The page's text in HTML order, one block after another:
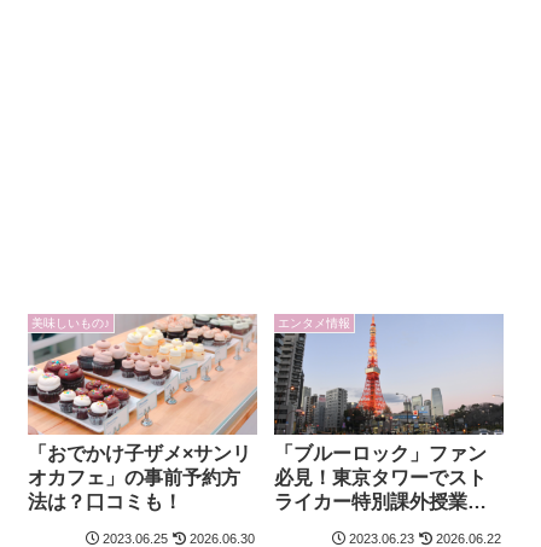
美味しいもの♪
「おでかけ子ザメ×サンリ
オカフェ」の事前予約方
法は？口コミも！
2023.06.25 2026.06.30
エンタメ情報
「ブルーロック」ファン
必見！東京タワーでスト
ライカー特別課外授業が
2023.06.23 2026.06.22